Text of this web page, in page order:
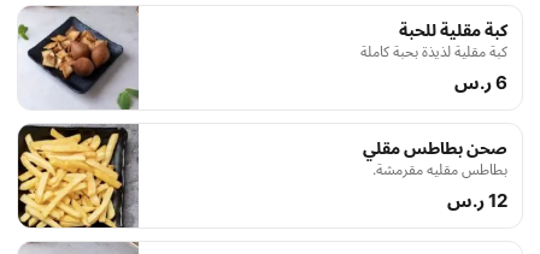
كبة مقلية للحبة
كبة مقلية لذيذة بحبة كاملة
6 ر.س
صحن بطاطس مقلي
بطاطس مقليه مقرمشة.
12 ر.س